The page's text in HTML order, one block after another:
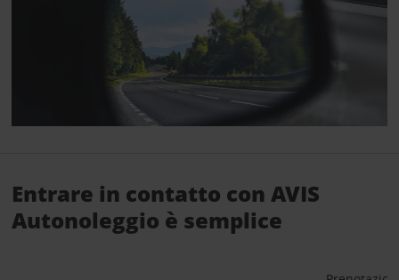
Entrare in contatto con AVIS
Autonoleggio è semplice